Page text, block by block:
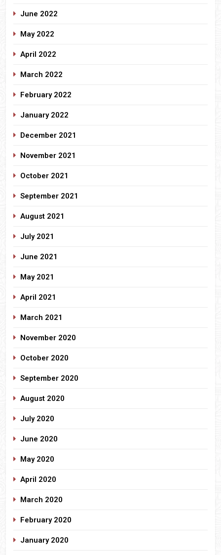
June 2022
May 2022
April 2022
March 2022
February 2022
January 2022
December 2021
November 2021
October 2021
September 2021
August 2021
July 2021
June 2021
May 2021
April 2021
March 2021
November 2020
October 2020
September 2020
August 2020
July 2020
June 2020
May 2020
April 2020
March 2020
February 2020
January 2020